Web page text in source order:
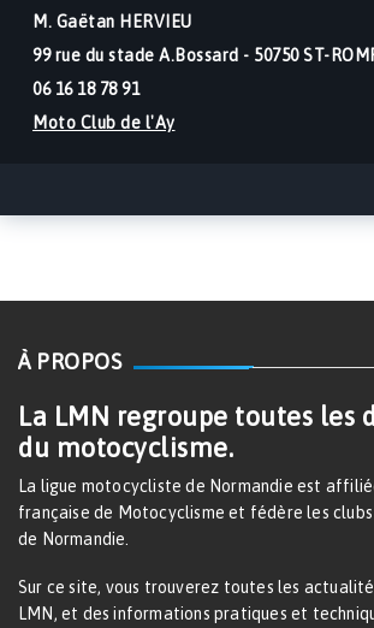
M. Gaëtan HERVIEU
99 rue du stade A.Bossard - 50750 ST-
06 16 18 78 91
Moto Club de l'Ay
À PROPOS
La LMN regroupe toutes les
du motocyclisme.
La ligue motocycliste de Normandie est
française de Motocyclisme et fédère les
de Normandie.
Sur ce site, vous trouverez toutes les
LMN, et des informations pratiques et